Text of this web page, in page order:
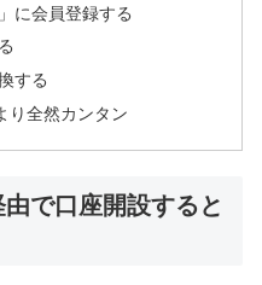
に会員登録する
する
り全然カンタン
で口座開設すると